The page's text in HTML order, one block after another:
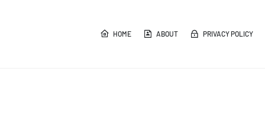
HOME ABOUT PRIVACY POLICY